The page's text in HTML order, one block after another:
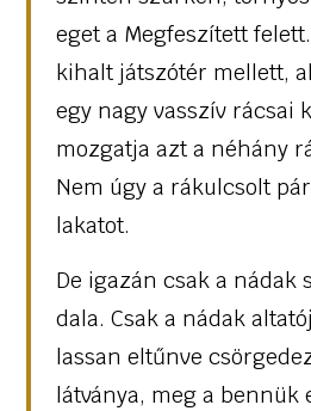
eget a Megfeszített
kihalt játszótér mellett,
egy nagy vasszív rácsai
mozgatja azt a néhány
Nem úgy a rákulcsolt
lakatot.
De igazán csak a nádak
dala. Csak a nádak
lassan eltűnve
látványa, meg a bennük